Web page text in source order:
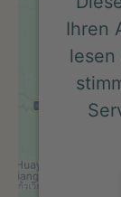
Ihren
lesen